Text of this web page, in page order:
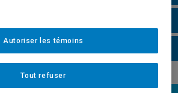
Tout refuser
Autoriser les témoins